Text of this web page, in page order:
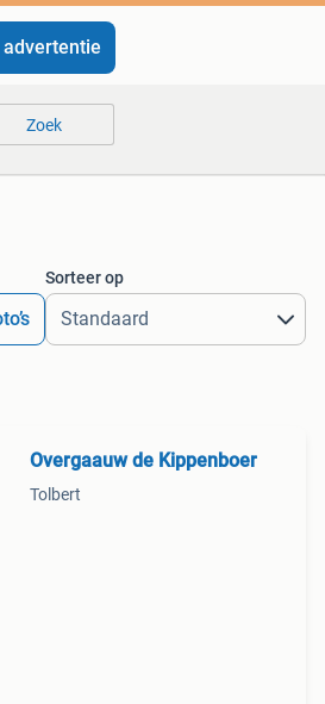
advertentie
Zoek
Sorteer op
Overgaauw de Kippenboer
Tolbert